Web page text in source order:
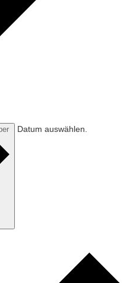
Datum auswählen.